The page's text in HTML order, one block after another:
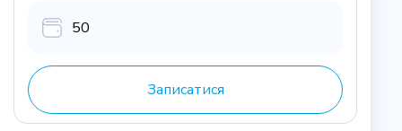
50
Записатися